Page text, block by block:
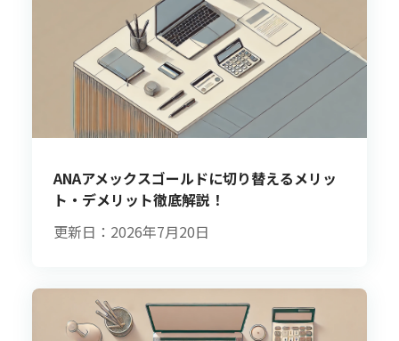
ANAアメックスゴールドに切り替えるメリッ
ト・デメリット徹底解説！
更新日：2026年7月20日